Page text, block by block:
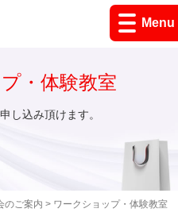
Menu
のご案内 > ワークショップ・体験教室
・体験教室
し込み頂けます。